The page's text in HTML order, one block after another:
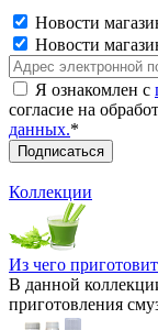
Новости
Новости
Я ознакомлен с
согласие на
данных.*
Коллекции
Из чего
В данной
приготовления